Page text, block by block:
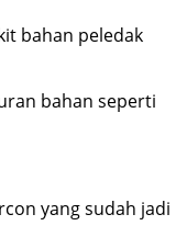
bahan peledak
bahan seperti
yang sudah jadi